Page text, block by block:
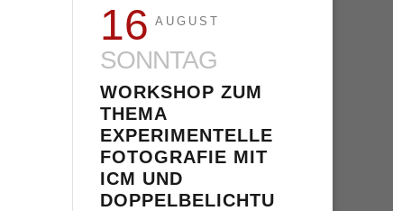
16 AUGUST
SONNTAG
WORKSHOP ZUM
THEMA
EXPERIMENTELLE
FOTOGRAFIE MIT
ICM UND
DOPPELBELICHTU